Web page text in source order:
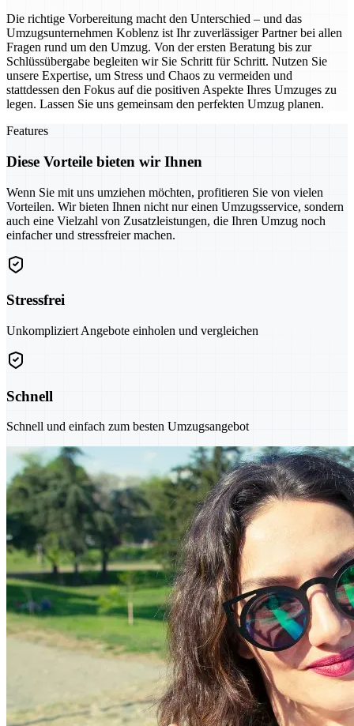
Die richtige Vorbereitung macht den Unterschied – und das
Umzugsunternehmen Koblenz ist Ihr zuverlässiger Partner bei allen
Fragen rund um den Umzug. Von der ersten Beratung bis zur
Schlüssübergabe begleiten wir Sie Schritt für Schritt. Nutzen Sie
unsere Expertise, um Stress und Chaos zu vermeiden und
stattdessen den Fokus auf die positiven Aspekte Ihres Umzuges zu
legen. Lassen Sie uns gemeinsam den perfekten Umzug planen.
Features
Diese Vorteile bieten wir Ihnen
Wenn Sie mit uns umziehen möchten, profitieren Sie von vielen
Vorteilen. Wir bieten Ihnen nicht nur einen Umzugsservice, sondern
auch eine Vielzahl von Zusatzleistungen, die Ihren Umzug noch
einfacher und stressfreier machen.
Stressfrei
Unkompliziert Angebote einholen und vergleichen
Schnell
Schnell und einfach zum besten Umzugsangebot